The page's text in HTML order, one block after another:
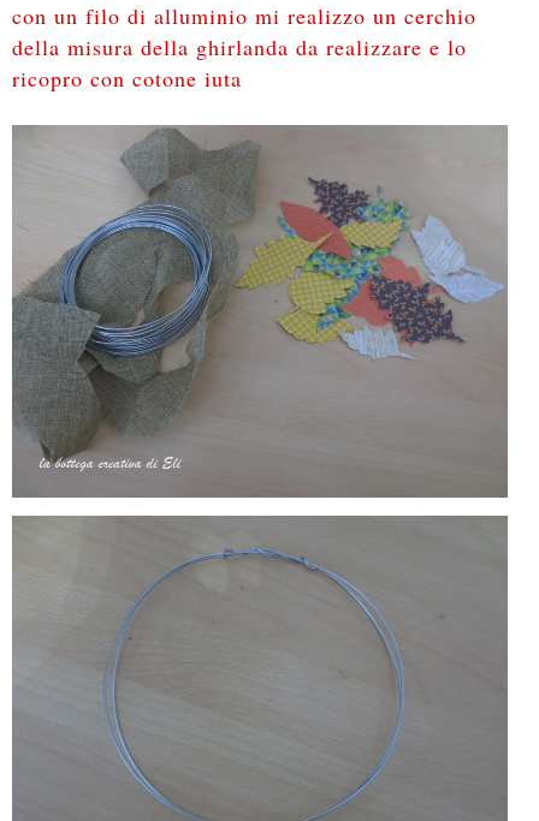
con un filo di alluminio mi realizzo un cerchio
della misura della ghirlanda da realizzare e lo
ricopro con cotone iuta